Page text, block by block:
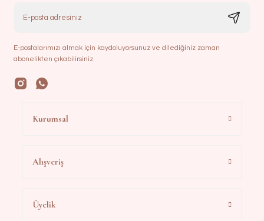
E-postalarımızı almak için kaydoluyorsunuz ve dilediğiniz zaman
abonelikten çıkabilirsiniz.
Kurumsal
Alışveriş
Üyelik